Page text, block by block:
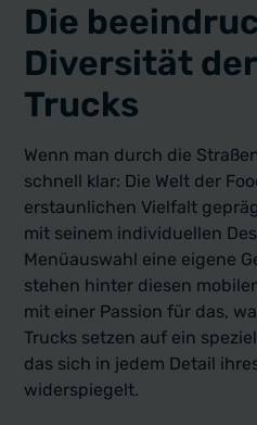
Die
Diversität
Trucks
Wenn man durch die
schnell klar: Die Welt der
erstaunlichen Vielfalt
mit seinem individuellen
Menüauswahl eine eigene
stehen hinter diesen
mit einer Passion für das,
Trucks setzen auf ein
das sich in jedem Detail
widerspiegelt.